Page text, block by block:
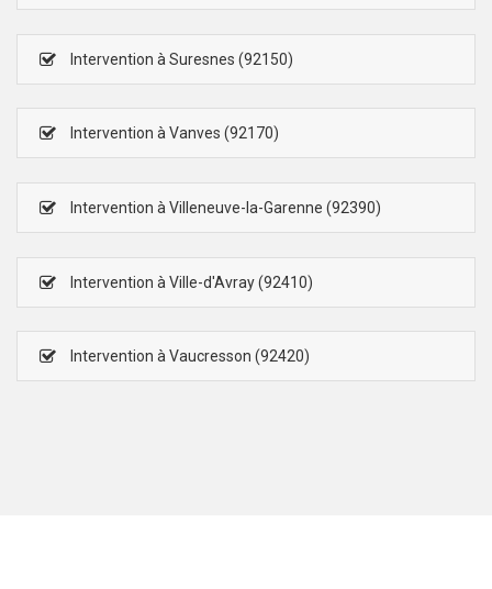
Intervention à Suresnes (92150)
Intervention à Vanves (92170)
Intervention à Villeneuve-la-Garenne (92390)
Intervention à Ville-d'Avray (92410)
Intervention à Vaucresson (92420)